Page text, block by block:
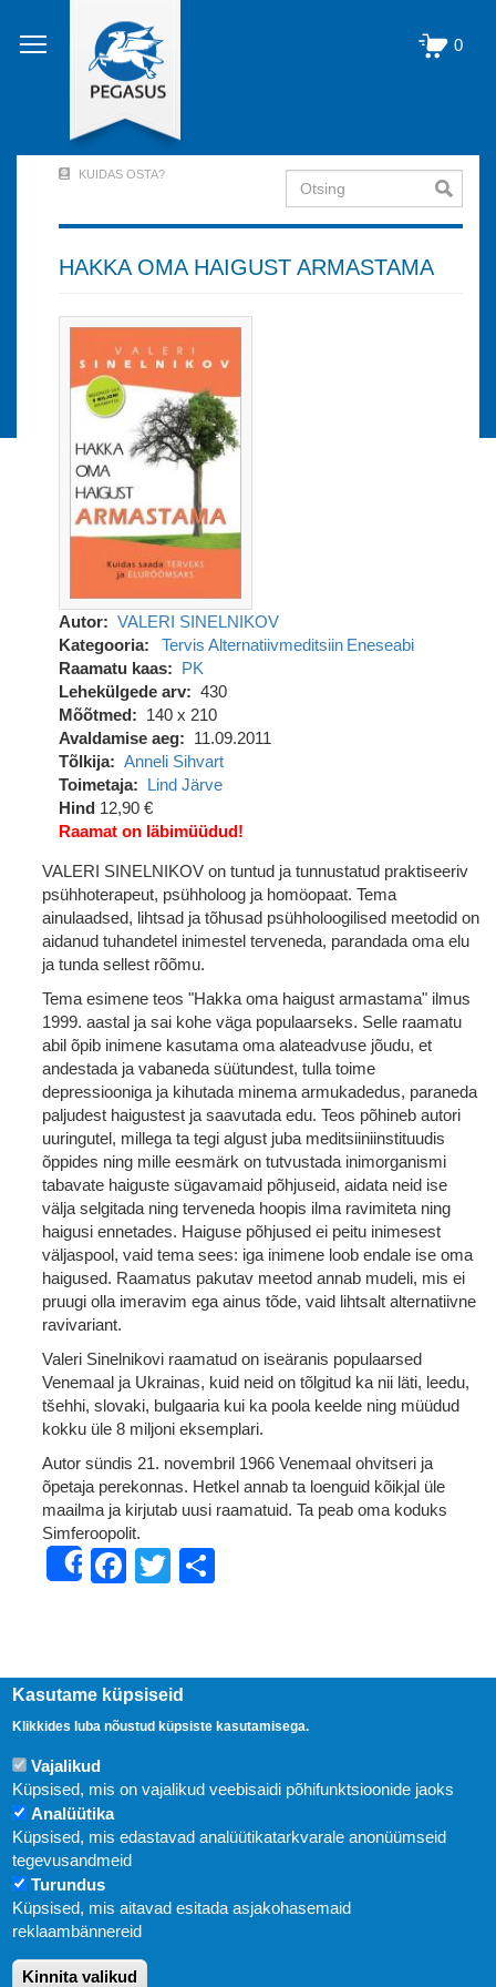
edasi
põhisisu
0
Account
Menu
out)
KUIDAS OSTA? Otsing
HAKKA OMA HAIGUST ARMASTAMA
Autor
VALERI SINELNIKOV
Kategooria
Tervis Alternatiivmeditsiin Eneseabi
Raamatu kaas
PK
Lehekülgede arv
430
Mõõtmed
140 x 210
Avaldamise aeg
11.09.2011
Tõlkija
Anneli Sihvart
Toimetaja
Lind Järve
Hind 12,90 €
Raamat on läbimüüdud!
VALERI SINELNIKOV on tuntud ja tunnustatud praktiseeriv
psühhoterapeut, psühholoog ja homöopaat. Tema
ainulaadsed, lihtsad ja tõhusad psühholoogilised meetodid on
aidanud tuhandetel inimestel terveneda, parandada oma elu
ja tunda sellest rõõmu.
Tema esimene teos "Hakka oma haigust armastama" ilmus
1999. aastal ja sai kohe väga populaarseks. Selle raamatu
abil õpib inimene kasutama oma alateadvuse jõudu, et
andestada ja vabaneda süütundest, tulla toime
depressiooniga ja kihutada minema armukadedus, paraneda
paljudest haigustest ja saavutada edu. Teos põhineb autori
uuringutel, millega ta tegi algust juba meditsiiniinstituudis
õppides ning mille eesmärk on tutvustada inimorganismi
tabavate haiguste sügavamaid põhjuseid, aidata neid ise
välja selgitada ning terveneda hoopis ilma ravimiteta ning
haigusi ennetades. Haiguse põhjused ei peitu inimesest
väljaspool, vaid tema sees: iga inimene loob endale ise oma
haigused. Raamatus pakutav meetod annab mudeli, mis ei
pruugi olla imeravim ega ainus tõde, vaid lihtsalt alternatiivne
ravivariant.
Valeri Sinelnikovi raamatud on iseäranis populaarsed
Venemaal ja Ukrainas, kuid neid on tõlgitud ka nii läti, leedu,
tšehhi, slovaki, bulgaaria kui ka poola keelde ning müüdud
kokku üle 8 miljoni eksemplari.
Autor sündis 21. novembril 1966 Venemaal ohvitseri ja
õpetaja perekonnas. Hetkel annab ta loenguid kõikjal üle
maailma ja kirjutab uusi raamatuid. Ta peab oma koduks
Simferoopolit.
ShareFacebook
Twitter
Uudised
KIRJASTUS PEGASUS OÜ © 2020
Paldiski mnt. 29 (A korpus VI korrus), Tallinn
Kasutame küpsiseid
Klikkides luba nõustud küpsiste kasutamisega.
Vajalikud
Küpsised, mis on vajalikud veebisaidi põhifunktsioonide jaoks
Analüütika
Küpsised, mis edastavad analüütikatarkvarale anonüümseid
tegevusandmeid
Turundus
Küpsised, mis aitavad esitada asjakohasemaid
reklaambännereid
Kinnita valikud